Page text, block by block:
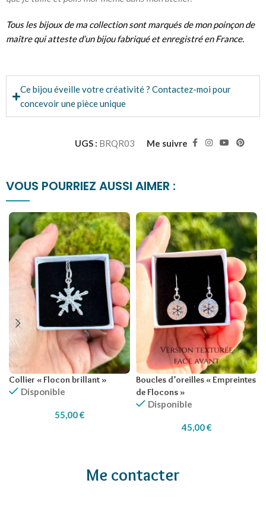
Tous les bijoux de ma collection sont marqués de monpoinçon de
maîtrequi atteste d’unbijou fabriqué et enregistré en France.
Ce bijou éveille votre créativité ? Contactez-moi pour
concevoir une pièce unique
UGS : BRQR03 Me suivre
VOUS POURRIEZ AUSSI AIMER :
Collier « Flocon brillant »
Disponible
55,00€
Boucles d’oreilles « Empreintes
de Flocons »
Disponible
45,00€
Me contacter